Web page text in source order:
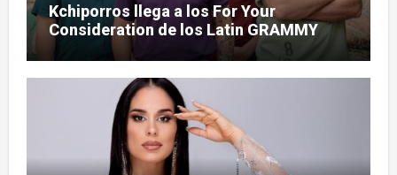
Kchiporros llega a los For Your
Consideration de los Latin GRAMMY